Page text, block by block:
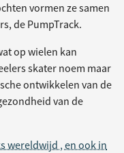
vormen ze samen
de PumpTrack.
op wielen kan
skater noem maar
ontwikkelen van de
van de
wereldwijd , en ook in